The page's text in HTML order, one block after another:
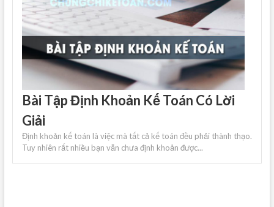
Bài Tập Định Khoản Kế Toán Có Lời
Giải
Định khoản kế toán là việc mà tất cả kế toán đều phải thành thạo.
Tuy nhiên rất nhiều bạn vẫn chưa định khoản được...